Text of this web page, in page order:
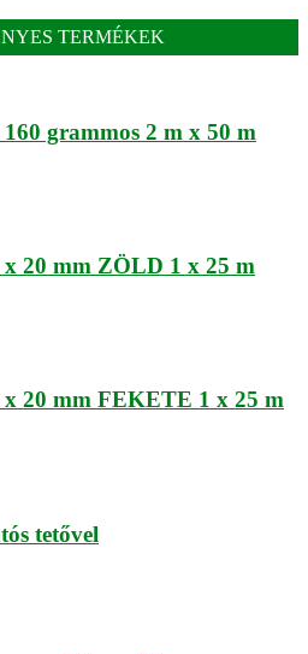
TERMÉKEK
grammos 2 m x 50 m
20 mm ZÖLD 1 x 25 m
20 mm FEKETE 1 x 25 m
tetővel